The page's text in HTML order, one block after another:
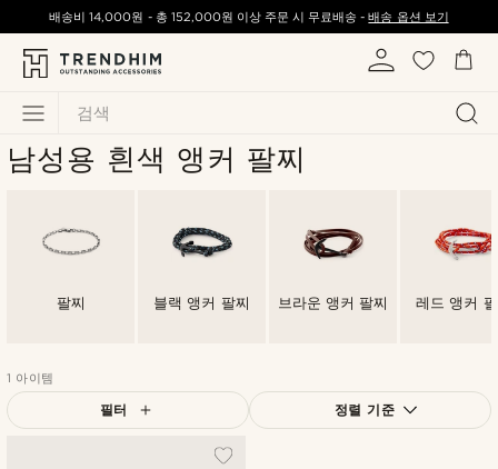
검색
배송비14,000원 - 총 152,000원 이상 주문 시 무료배송 -배송 옵션 보기
남성용 흰색 앵커 팔찌
팔찌 블랙 앵커 팔찌 브라운 앵커 팔찌 레드 앵커
1 아이템
필터 정렬 기준